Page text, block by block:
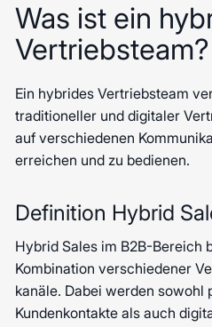
Was ist ein
Vertriebsteam?
Ein hybrides Vertriebsteam
traditioneller und digitaler
auf verschiedenen
erreichen und zu bedienen.
Definition Hybrid
Hybrid Sales im B2B-Bereich
Kombination verschiedener
kanäle. Dabei werden sowohl
Kundenkontakte als auch